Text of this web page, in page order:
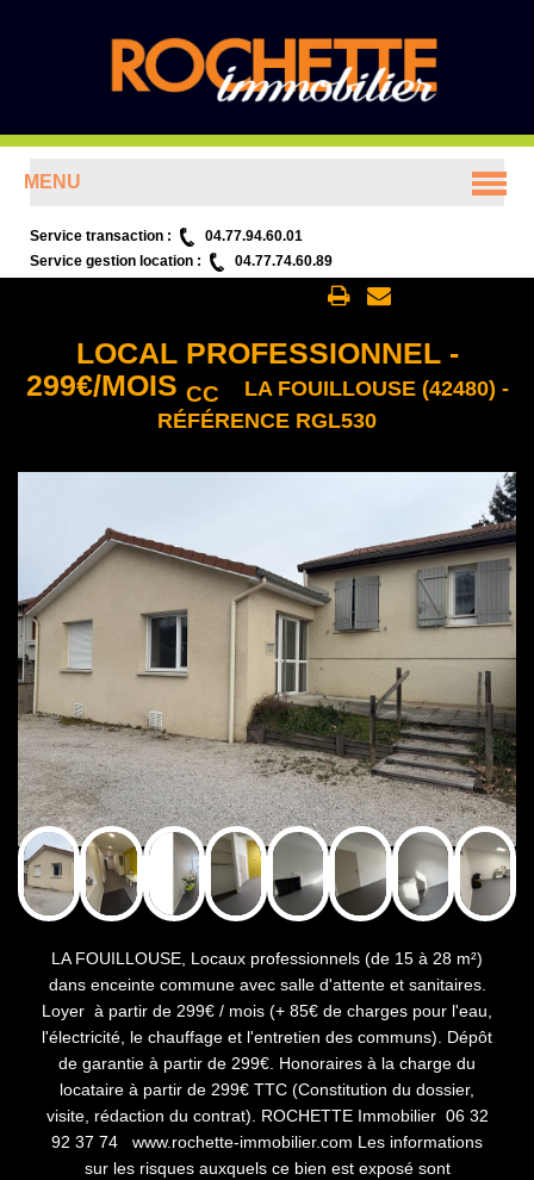
MENU
ANNONCES
Service transaction :
04.77.94.60.01
Service gestion location :
04.77.74.60.89
LOCAL PROFESSIONNEL -
299€/MOIS CC
LA FOUILLOUSE (42480) -
RÉFÉRENCE RGL530
LA FOUILLOUSE, Locaux professionnels (de 15 à 28 m²)
dans enceinte commune avec salle d'attente et sanitaires.
Loyer à partir de 299€ / mois (+ 85€ de charges pour l'eau,
l'électricité, le chauffage et l'entretien des communs). Dépôt
de garantie à partir de 299€. Honoraires à la charge du
locataire à partir de 299€ TTC (Constitution du dossier,
visite, rédaction du contrat). ROCHETTE Immobilier 06 32
92 37 74 www.rochette-immobilier.com Les informations
sur les risques auxquels ce bien est exposé sont